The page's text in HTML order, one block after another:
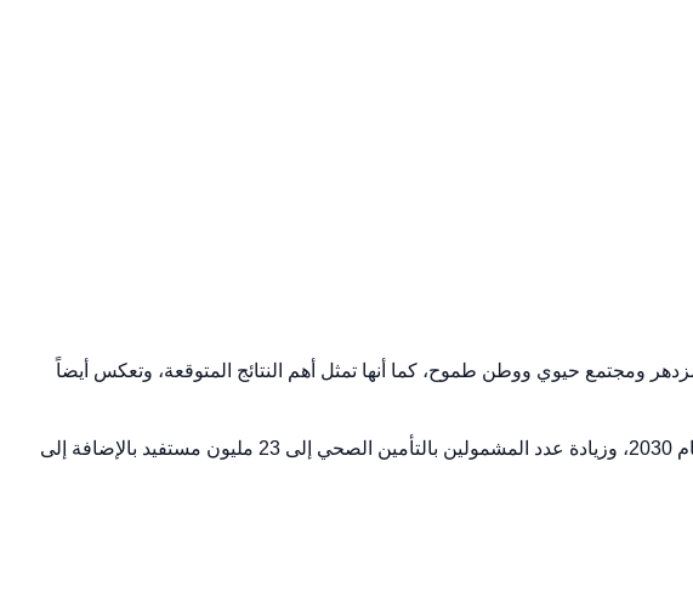
وعود مرتبطة بمستهدفات رؤية السعودية 2030 والتي تتمثل في اقتصاد مزدهر ومجتمع حيوي ووطن طموح، كما أنها تمثل أهم النتائج المتوقعة، وتعكس أيضاً
ومن أبرز هذه الوعود زيادة حجم سوق التأمين، وزيادة نسبة التأمين للناتج المحلي الإجمالي غير النفطي إلى 3.6% بحلول عام 2030، وزيادة عدد المشمولين بالتأمين الصحي إلى 23 مليون مستفيد بالإضافة إلى